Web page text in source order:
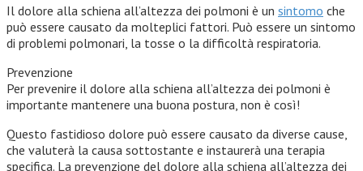
Il dolore alla schiena all’altezza dei polmoni è un sintomo che
può essere causato da molteplici fattori. Può essere un sintomo
di problemi polmonari, la tosse o la difficoltà respiratoria.
Prevenzione
Per prevenire il dolore alla schiena all’altezza dei polmoni è
importante mantenere una buona postura, non è così!
Questo fastidioso dolore può essere causato da diverse cause,
che valuterà la causa sottostante e instaurerà una terapia
specifica. La prevenzione del dolore alla schiena all’altezza dei